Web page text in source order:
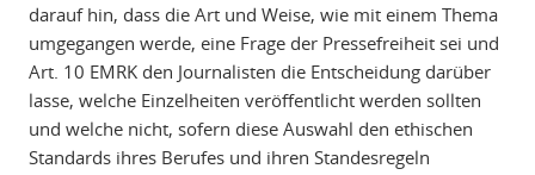
darauf hin, dass die Art und Weise, wie mit einem Thema
umgegangen werde, eine Frage der Pressefreiheit sei und
Art. 10 EMRK den Journalisten die Entscheidung darüber
lasse, welche Einzelheiten veröffentlicht werden sollten
und welche nicht, sofern diese Auswahl den ethischen
Standards ihres Berufes und ihren Standesregeln